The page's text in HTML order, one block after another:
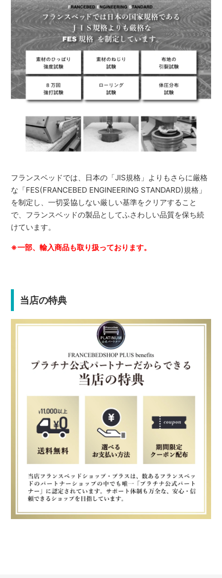
フランスベッドでは、日本の「JIS規格」よりもさらに厳格
な「FES(FRANCEBED ENGINEERING STANDARD)規格」
を制定し、一切妥協しない厳しい基準をクリアすること
で、フランスベッドの製品としてふさわしい品質を保ち続
けています。
※一部、輸入商品も取り扱っております。
当店の特典